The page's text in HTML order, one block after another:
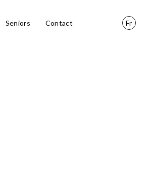
Seniors Contact Fr